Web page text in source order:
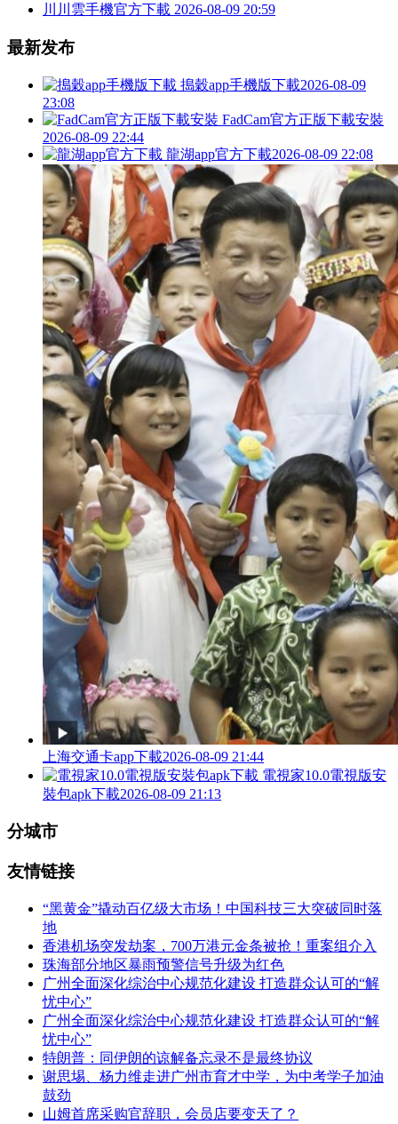
川川雲手機官方下載 2026-08-09 20:59
最新发布
搗穀app手機版下載2026-08-09
23:08
FadCam官方正版下載安裝
2026-08-09 22:44
龍湖app官方下載2026-08-09 22:08
上海交通卡app下載2026-08-09 21:44
電視家10.0電視版安
裝包apk下載2026-08-09 21:13
分城市
友情链接
“黑黄金”撬动百亿级大市场！中国科技三大突破同时落
地
香港机场突发劫案，700万港元金条被抢！重案组介入
珠海部分地区暴雨预警信号升级为红色
广州全面深化综治中心规范化建设 打造群众认可的“解
忧中心”
广州全面深化综治中心规范化建设 打造群众认可的“解
忧中心”
特朗普：同伊朗的谅解备忘录不是最终协议
谢思埸、杨力维走进广州市育才中学，为中考学子加油
鼓劲
山姆首席采购官辞职，会员店要变天了？